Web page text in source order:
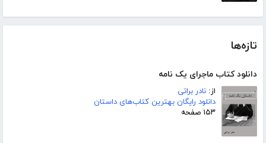
تازه‌ها
دانلود کتاب ماجرای یک نامه
از: نادر براتی
دانلود رایگان بهترین کتاب‌های داستان
۱۵۳ صفحه